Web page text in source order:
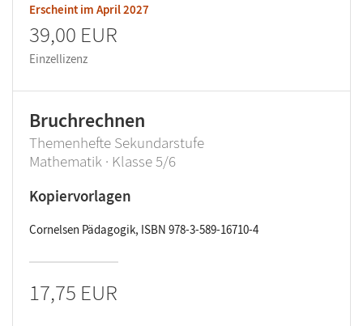
Erscheint im April 2027
39,00 EUR
Einzellizenz
Bruchrechnen
Themenhefte Sekundarstufe
Mathematik · Klasse 5/6
Kopiervorlagen
Cornelsen Pädagogik, ISBN 978-3-589-16710-4
17,75 EUR